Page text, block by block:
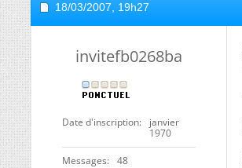
18/03/2007, 19h27
invitefb0268ba
Date d'inscription
janvier
1970
Messages 48